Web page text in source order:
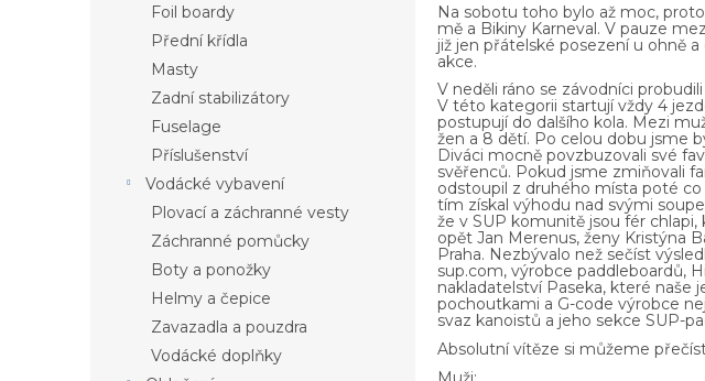
Foil boardy
Přední křídla
Masty
Zadní stabilizátory
Fuselage
Příslušenství
Vodácké vybavení
Plovací a záchranné vesty
Záchranné pomůcky
Boty a ponožky
Helmy a čepice
Zavazadla a pouzdra
Vodácké doplňky
Na sobotu toho bylo až moc,
mě a Bikiny Karneval. V pauze
již jen přátelské posezení u ohně
akce.
V neděli ráno se závodníci
V této kategorii startují vždy 4
postupují do dalšího kola. Mezi
žen a 8 dětí. Po celou dobu jsme
Diváci mocně povzbuzovali své
svěřenců. Pokud jsme zmiňovali
odstoupil z druhého místa poté
tím získal výhodu nad svými
že v SUP komunitě jsou fér
opět Jan Merenus, ženy Kristýna
Praha. Nezbývalo než sečíst
sup.com, výrobce paddleboardů,
nakladatelství Paseka, které naše
pochoutkami a G-code výrobce
svaz kanoistů a jeho sekce SUP-
Absolutní vítěze si můžeme